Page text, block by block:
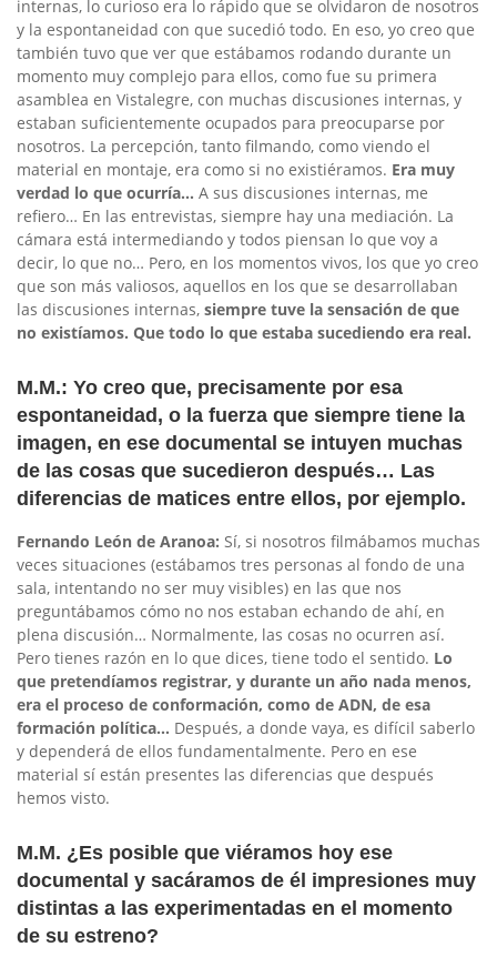
internas, lo curioso era lo rápido que se olvidaron de nosotros
y la espontaneidad con que sucedió todo. En eso, yo creo que
también tuvo que ver que estábamos rodando durante un
momento muy complejo para ellos, como fue su primera
asamblea en Vistalegre, con muchas discusiones internas, y
estaban suficientemente ocupados para preocuparse por
nosotros. La percepción, tanto filmando, como viendo el
material en montaje, era como si no existiéramos. Era muy
verdad lo que ocurría… A sus discusiones internas, me
refiero… En las entrevistas, siempre hay una mediación. La
cámara está intermediando y todos piensan lo que voy a
decir, lo que no… Pero, en los momentos vivos, los que yo creo
que son más valiosos, aquellos en los que se desarrollaban
las discusiones internas, siempre tuve la sensación de que
no existíamos. Que todo lo que estaba sucediendo era real.
M.M.: Yo creo que, precisamente por esa
espontaneidad, o la fuerza que siempre tiene la
imagen, en ese documental se intuyen muchas
de las cosas que sucedieron después… Las
diferencias de matices entre ellos, por ejemplo.
Fernando León de Aranoa: Sí, si nosotros filmábamos muchas
veces situaciones (estábamos tres personas al fondo de una
sala, intentando no ser muy visibles) en las que nos
preguntábamos cómo no nos estaban echando de ahí, en
plena discusión… Normalmente, las cosas no ocurren así.
Pero tienes razón en lo que dices, tiene todo el sentido. Lo
que pretendíamos registrar, y durante un año nada menos,
era el proceso de conformación, como de ADN, de esa
formación política… Después, a donde vaya, es difícil saberlo
y dependerá de ellos fundamentalmente. Pero en ese
material sí están presentes las diferencias que después
hemos visto.
M.M. ¿Es posible que viéramos hoy ese
documental y sacáramos de él impresiones muy
distintas a las experimentadas en el momento
de su estreno?